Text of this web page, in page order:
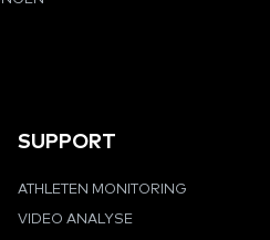
SUPPORT
ATHLETEN MONITORING
VIDEO ANALYSE